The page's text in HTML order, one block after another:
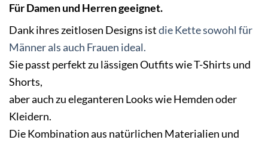
Für Damen und Herren geeignet.
Dank ihres zeitlosen Designs istdie Kette sowohl für
Männer als auch Frauen ideal.
Sie passt perfekt zu lässigen Outfits wie T-Shirts und
Shorts,
aber auch zu eleganteren Looks wie Hemden oder
Kleidern.
Die Kombination aus natürlichen Materialien und